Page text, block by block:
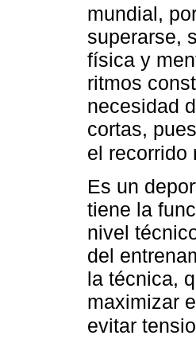
mundial,
superarse,
física y
ritmos
necesidad
cortas,
el recorrido
Es un
tiene la
nivel
del
la técnica,
maximizar
evitar